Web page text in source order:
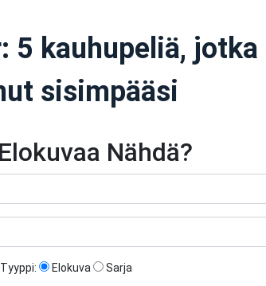
5 kauhupeliä, jotka
sisimpääsi
Nähdä?
Tyyppi: Elokuva Sarja